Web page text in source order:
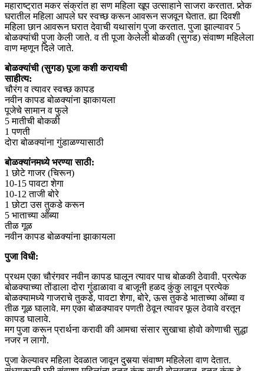
महाराष्ट्रात मकर संक्रांत हा सण महिला खूप उत्साहाने साजरा करतात. प्र्तेक
घरातील महिला आपले घर स्वच्छ करून आवरून सजवून घेतात. ह्या दिवशी
महिला छान आवरून घरात देवाची यथासांग पुजा करतात. पुजा झाल्यावर 5
बोळक्यांची पुजा केली जाते. व ती पूजा केलेली बोळकी (सुगड) संवाष्ण महिलेला
वाण म्हणून दिले जाते.
बोळक्यांची (सुगड) पूजा कशी करायची
साहीत्य:
चौरंग व त्यावर स्वच्छ कापड
नवीन कापड बोळक्यांना झाकायला
पूजेचे सामान व फुले
5 मातीची बोकळी
1 पणती
दोरा बोळक्यांना गुंडाळण्यासाठी
बोळक्यांनमध्ये भरण्या साठी:
1 छोटे गाजर (चिरून)
10-15 पावटा शेगा
10-12 ताजी बोरे
1 छोटा उस तुकडे करून
5 भाताच्या ओंब्या
तीळ गूळ
नवीन कापड बोळक्यांना झाकायला
पुजा विधी:
प्रथम एका चौरंगवर नवीन कापड घालून त्यावर पाच बोळकी ठेवावी. प्रत्येक
बोळक्याच्या तोंडाला दोरा गुंडाळावा व बाजूनी हळद कुंकु लावून प्रत्येक
बोळक्यामध्ये गाजराचे तुकडे, पावटा शेगा, बोरे, ऊस तुकडे भाताच्या ओंब्या व
तीळ गूळ घालावे. मग एका बोळक्यावर पणती ठेवून त्यावर फूल ठेवावे वरतून
कापड घालावे.
मग पुजा करून प्रार्थना करावी की आमचा संसार सुखाचा होवो कोणाची सुद्धा
नजर न लागो.
पुजा केल्यावर महिला देवळात जावून दुसर्‍या संवाष्ण महिलेला वाण देतात.